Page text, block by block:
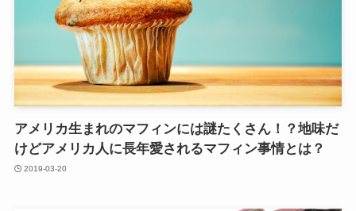
アメリカ生まれのマフィンには謎たくさん！？地味だ
けどアメリカ人に長年愛されるマフィン事情とは？
2019-03-20